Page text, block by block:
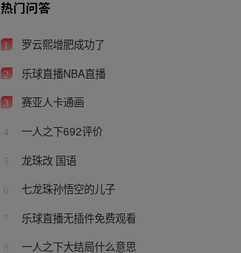
热门问答
1 罗云熙增肥成功了
2 乐球直播NBA直播
3 赛亚人卡通画
4 一人之下692评价
5 龙珠改 国语
6 七龙珠孙悟空的儿子
7 乐球直播无插件免费观看
8 一人之下大结局什么意思